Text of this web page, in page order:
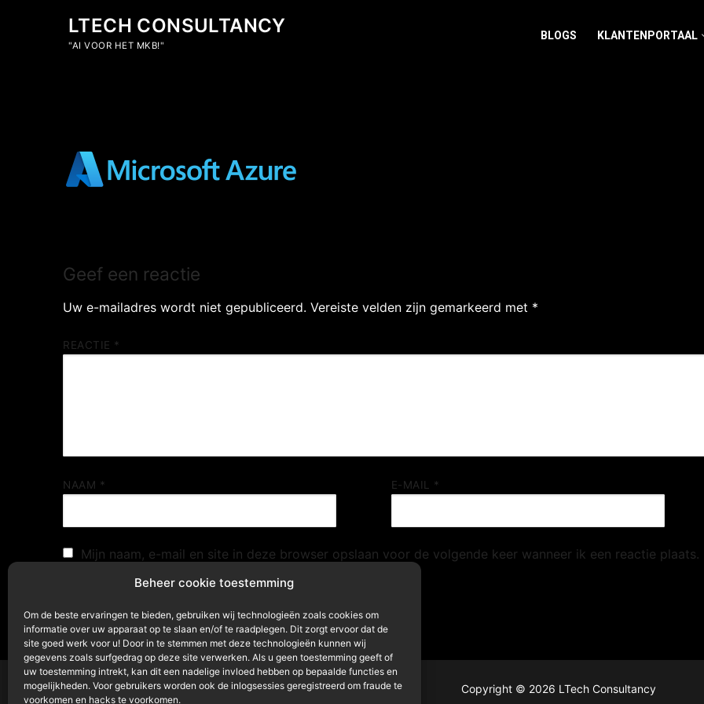
Beheer cookie toestemming
Om de beste ervaringen te bieden, gebruiken wij technologieën zoals cookies om
informatie over uw apparaat op te slaan en/of te raadplegen. Dit zorgt ervoor dat de
site goed werk voor u! Door in te stemmen met deze technologieën kunnen wij
gegevens zoals surfgedrag op deze site verwerken. Als u geen toestemming geeft of
uw toestemming intrekt, kan dit een nadelige invloed hebben op bepaalde functies en
mogelijkheden. Voor gebruikers worden ook de inlogsessies geregistreerd om fraude te
voorkomen en hacks te voorkomen.
LTECH CONSULTANCY
"AI VOOR HET MKB!"
BLOGS KLANTENPORTAAL
Geef een reactie
Uw e-mailadres wordt niet gepubliceerd. Vereiste velden zijn gemarkeerd met *
REACTIE *
NAAM * E-MAIL *
Mijn naam, e-mail en site in deze browser opslaan voor de volgende keer wanneer ik een reactie plaats.
Copyright © 2026 LTech Consultancy